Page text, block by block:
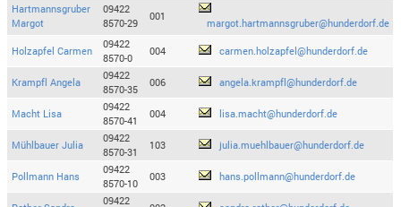
Hartmannsgruber
Margot
09422
8570-29
001
margot.hartmannsgruber@hunderdorf.de
Holzapfel Carmen
09422
8570-0
004 carmen.holzapfel@hunderdorf.de
Krampfl Angela
09422
8570-35
006 angela.krampfl@hunderdorf.de
Macht Lisa
09422
8570-41
004 lisa.macht@hunderdorf.de
Mühlbauer Julia
09422
8570-31
103 julia.muehlbauer@hunderdorf.de
Pollmann Hans
09422
8570-10
003 hans.pollmann@hunderdorf.de
09422